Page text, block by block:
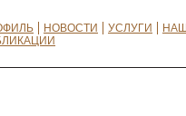
НОВОСТИ УСЛУГИ